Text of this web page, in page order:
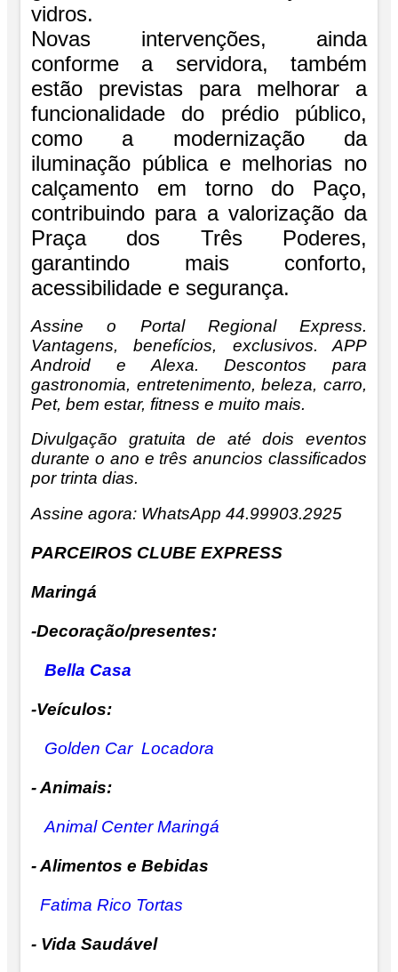
vidros.
Novas intervenções, ainda
conforme a servidora, também
estão previstas para melhorar a
funcionalidade do prédio público,
como a modernização da
iluminação pública e melhorias no
calçamento em torno do Paço,
contribuindo para a valorização da
Praça dos Três Poderes,
garantindo mais conforto,
acessibilidade e segurança.
Assine o Portal Regional Express.
Vantagens, benefícios, exclusivos. APP
Android e Alexa. Descontos para
gastronomia, entretenimento, beleza, carro,
Pet, bem estar, fitness e muito mais.
Divulgação gratuita de até dois eventos
durante o ano e três anuncios classificados
por trinta dias.
Assine agora: WhatsApp 44.99903.2925
PARCEIROS CLUBE EXPRESS
Maringá
-Decoração/presentes:
Bella Casa
-Veículos:
Golden Car Locadora
- Animais:
Animal Center Maringá
- Alimentos e Bebidas
Fatima Rico Tortas
- Vida Saudável